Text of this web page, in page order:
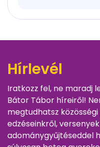
Hírlevél
Iratkozz fel, ne maradj
Bátor Tábor híreiről!
megtudhatsz
edzéseinkről,
adománygyűjtéseddel